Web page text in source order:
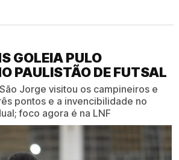
GOLEIA PULO
PAULISTÃO DE FUTSAL
Jorge visitou os campineiros e
pontos e a invencibilidade no
foco agora é na LNF